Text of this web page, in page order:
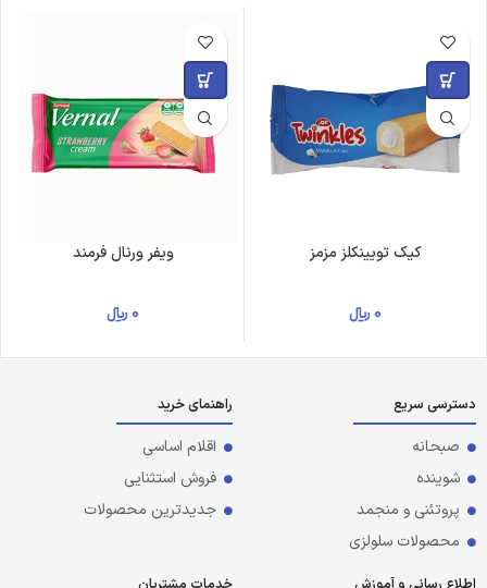
کیک تویینکلز مزمز
0 ﷼
ویفر ورنال فرمند
0 ﷼
دسترسی سریع
صبحانه
شوینده
پروتئنی و منجمد
محصولات سلولزی
راهنمای خرید
اقلام اساسی
فروش استثنایی
جدیدترین محصولات